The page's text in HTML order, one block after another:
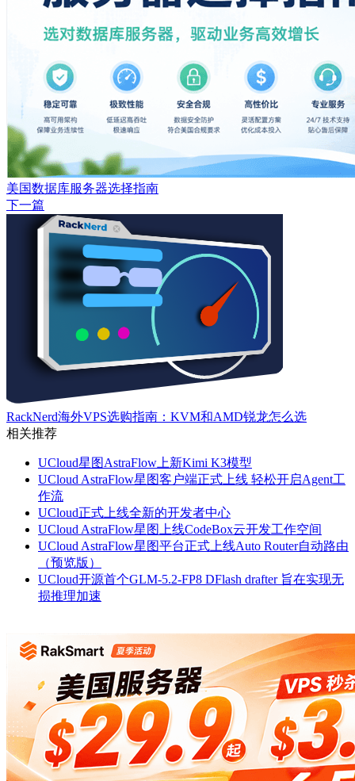
美国数据库服务器选择指南
下一篇
RackNerd海外VPS选购指南：KVM和AMD锐龙怎么选
相关推荐
UCloud星图AstraFlow上新Kimi K3模型
UCloud AstraFlow星图客户端正式上线 轻松开启Agent工
作流
UCloud正式上线全新的开发者中心
UCloud AstraFlow星图上线CodeBox云开发工作空间
UCloud AstraFlow星图平台正式上线Auto Router自动路由
（预览版）
UCloud开源首个GLM-5.2-FP8 DFlash drafter 旨在实现‌无
损推理加速